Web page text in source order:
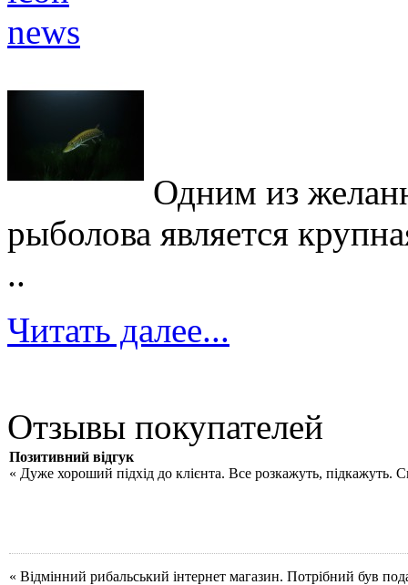
Одним из
рыболова является
..
Читать далее...
Отзывы покупателей
Позитивний відгук
« Дуже хороший підхід до клієнта. Все розкажуть, підкажуть.
« Відмінний рибальський інтернет магазин. Потрібний був